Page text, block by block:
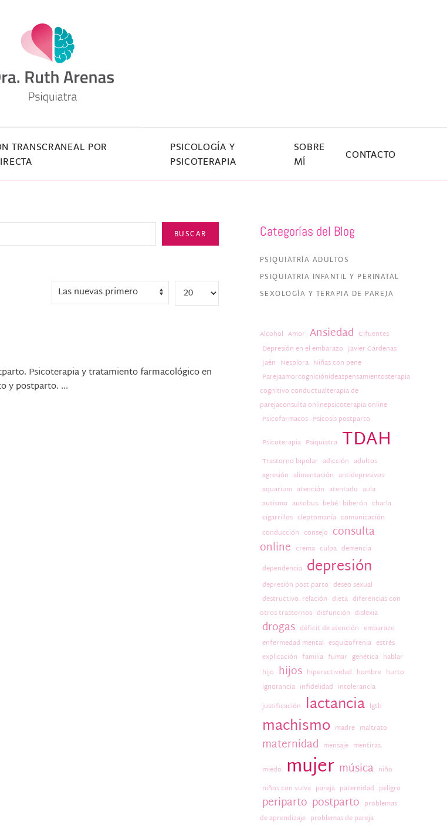
TRANSCRANEAL POR
PSICOLOGÍA Y
PSICOTERAPIA
SOBRE
MÍ
CONTACTO
BUSCAR
Psicoterapia y tratamiento farmacológico en
y postparto. ...
Categorías del Blog
PSIQUIATRÍA ADULTOS
PSIQUIATRIA INFANTIL Y PERINATAL
SEXOLOGÍA Y TERAPIA DE PAREJA
Alcohol Amor Ansiedad Cifuentes
Depresión en el embarazo Javier Cárdenas
Jaén Nesplora Niñas con pene
Parejaamorcogniciónideaspensamientosterapia
cognitivo conductualterapia de
parejaconsulta onlinepsicoterapia online
Psicofarmacos Psicosis postparto
Psicoterapia Psiquiatra TDAH
Trastorno bipolar adicción adultos
agresión alimentación antidepresivos
aquarium atención atentado aula
autismo autobus bebé biberón charla
cigarrillos cleptomanía comunicación
conducción consejo consulta
online crema culpa demencia
dependencia depresión
depresión post parto deseo sexual
destructivo. relación dieta diferencias con
otros trastornos disfunción dislexia
drogas déficit de atención embarazo
enfermedad mental esquizofrenia estrés
explicación familia fumar genética hablar
hijo hijos hiperactividad hombre hurto
ignorancia infidelidad intolerancia
justificación lactancia lgtb
machismo madre maltrato
maternidad mensaje mentiras.
miedo mujer música niño
niños con vulva pareja paternidad peligro
periparto postparto problemas
de aprendizaje problemas de pareja